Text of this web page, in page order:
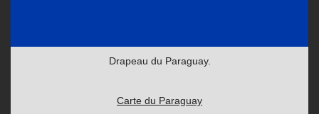
Drapeau du Paraguay.
Carte du Paraguay